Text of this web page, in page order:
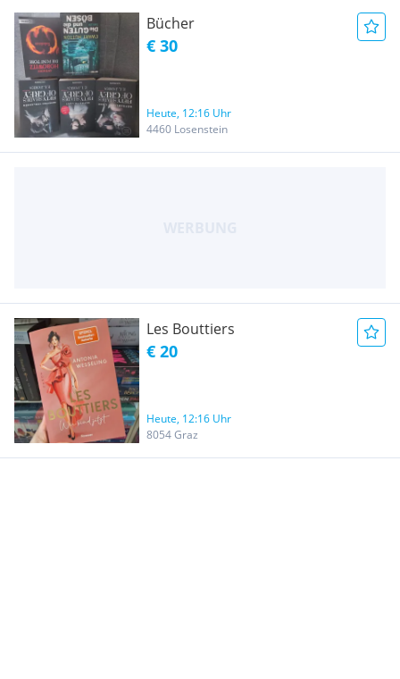
Bücher
€ 30
Heute, 12:16 Uhr
4460 Losenstein
Les Bouttiers
€ 20
Heute, 12:16 Uhr
8054 Graz